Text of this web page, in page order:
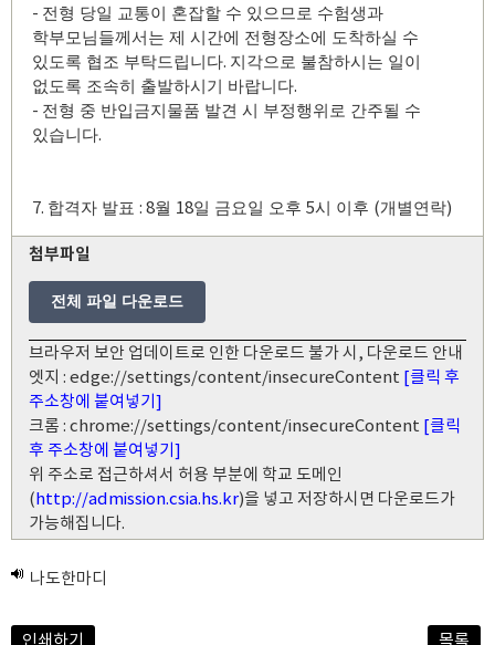
- 전형 당일 교통이 혼잡할 수 있으므로 수험생과
학부모님들께서는 제 시간에 전형장소에 도착하실 수
있도록 협조 부탁드립니다. 지각으로 불참하시는 일이
없도록 조속히 출발하시기 바랍니다.
- 전형 중 반입금지물품 발견 시 부정행위로 간주될 수
있습니다.
7. 합격자 발표 : 8월 18일 금요일 오후 5시 이후 (개별연락)
첨부파일
전체 파일 다운로드
브라우저 보안 업데이트로 인한 다운로드 불가 시, 다운로드 안내
엣지 : edge://settings/content/insecureContent [클릭 후
주소창에 붙여넣기]
크롬 : chrome://settings/content/insecureContent [클릭
후 주소창에 붙여넣기]
위 주소로 접근하셔서 허용 부분에 학교 도메인
(http://admission.csia.hs.kr)을 넣고 저장하시면 다운로드가
가능해집니다.
나도한마디
인쇄하기 목록